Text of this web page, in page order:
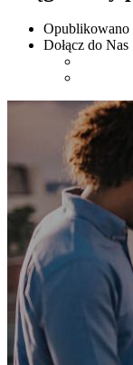
Opublikowano
Dołącz do Nas